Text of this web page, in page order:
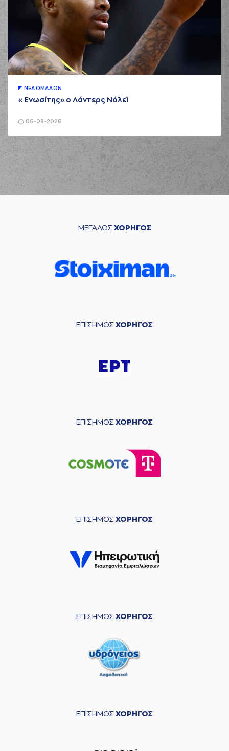
06-08-2026
ΝΕA ΟΜAΔΩΝ
«Ενωσίτης» ο Λάντερς Νόλεϊ
ΜΕΓΑΛΟΣ ΧΟΡΗΓΟΣ
ΕΠΙΣΗΜΟΣ ΧΟΡΗΓΟΣ
ΕΠΙΣΗΜΟΣ ΧΟΡΗΓΟΣ
ΕΠΙΣΗΜΟΣ ΧΟΡΗΓΟΣ
ΕΠΙΣΗΜΟΣ ΧΟΡΗΓΟΣ
ΕΠΙΣΗΜΟΣ ΧΟΡΗΓΟΣ